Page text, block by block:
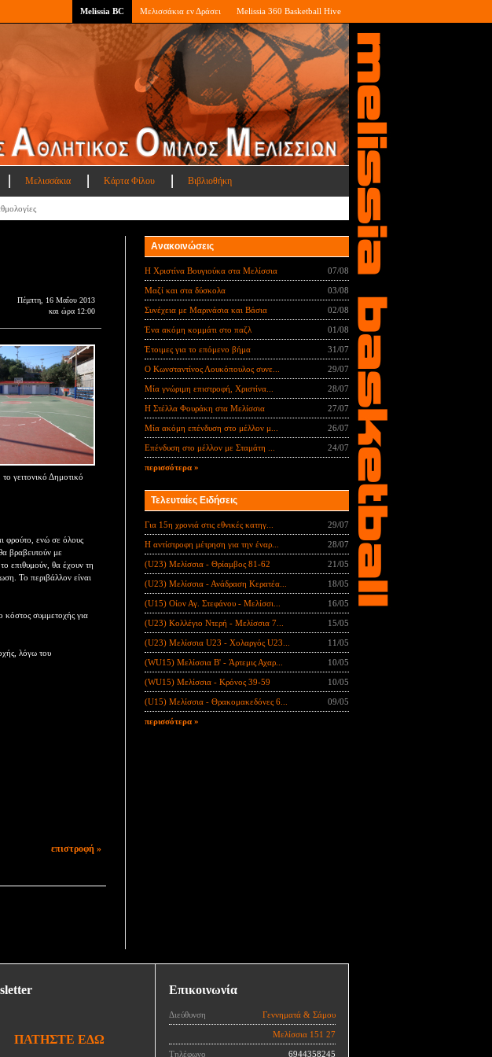
Melissia BC Μελισσάκια εν Δράσει Melissia 360 Basketball Hive
Μελισσάκια Κάρτα Φίλου Βιβλιοθήκη
Πέμπτη, 16 Μαΐου 2013
και ώρα 12:00
γειτονικό Δημοτικό
φρούτο, ενώ σε όλους
βραβευτούν με
επιθυμούν, θα έχουν τη
Το περιβάλλον είναι
κόστος συμμετοχής για
λόγω του
επιστροφή »
Ανακοινώσεις
Η Χριστίνα Βουγιούκα στα Μελίσσια 07/08
Μαζί και στα δύσκολα 03/08
Συνέχεια με Μαρινάσια και Βάσια 02/08
Ένα ακόμη κομμάτι στο παζλ 01/08
Έτοιμες για το επόμενο βήμα 31/07
Ο Κωνσταντίνος Λουκόπουλος συνε... 29/07
Μία γνώριμη επιστροφή, Χριστίνα... 28/07
Η Στέλλα Φουράκη στα Μελίσσια 27/07
Μία ακόμη επένδυση στο μέλλον μ... 26/07
Επένδυση στο μέλλον με Σταμάτη ... 24/07
περισσότερα »
Τελευταίες Ειδήσεις
Για 15η χρονιά στις εθνικές κατηγ... 29/07
Η αντίστροφη μέτρηση για την έναρ... 28/07
(U23) Μελίσσια - Θρίαμβος 81-62 21/05
(U23) Μελίσσια - Ανάδραση Κερατέα... 18/05
(U15) Οίον Αγ. Στεφάνου - Μελίσσι... 16/05
(U23) Κολλέγιο Ντερή - Μελίσσια 7... 15/05
(U23) Μελίσσια U23 - Χολαργός U23... 11/05
(WU15) Μελίσσια B' - Άρτεμις Αχαρ... 10/05
(WU15) Μελίσσια - Κρόνος 39-59 10/05
(U15) Μελίσσια - Θρακομακεδόνες 6... 09/05
περισσότερα »
ΠΑΤΗΣΤΕ ΕΔΩ
Επικοινωνία
Διεύθυνση Γεννηματά & Σάμου
Μελίσσια 151 27
Τηλέφωνο 6944358245